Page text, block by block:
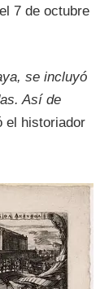
7 de octubre
se incluyó
Así de
el historiador